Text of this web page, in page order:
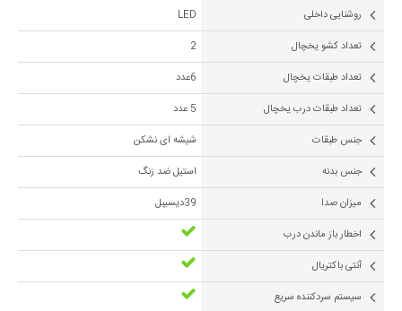
روشنایی داخلی
LED
تعداد کشو یخچال
2
تعداد طبقات یخچال
6عدد
تعداد طبقات درب یخچال
5 عدد
جنس طبقات
شیشه ای نشکن
جنس بدنه
استیل ضد زنگ
ميزان صدا
39دیسیبل
اخطار باز ماندن درب
آنتی باکتریال
سیستم سردکننده سریع